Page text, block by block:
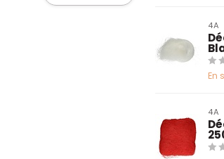
4A
En
4A